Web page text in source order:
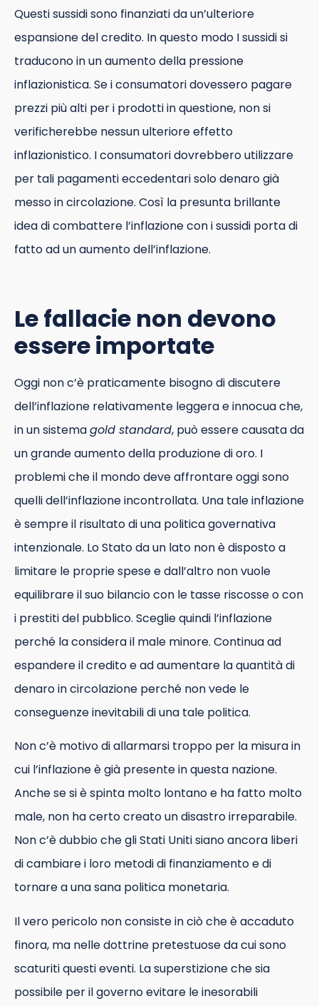
Questi sussidi sono finanziati da un’ulteriore
espansione del credito. In questo modo I sussidi si
traducono in un aumento della pressione
inflazionistica. Se i consumatori dovessero pagare
prezzi più alti per i prodotti in questione, non si
verificherebbe nessun ulteriore effetto
inflazionistico. I consumatori dovrebbero utilizzare
per tali pagamenti eccedentari solo denaro già
messo in circolazione. Così la presunta brillante
idea di combattere l’inflazione con i sussidi porta di
fatto ad un aumento dell’inflazione.
Le fallacie non devono
essere importate
Oggi non c’è praticamente bisogno di discutere
dell’inflazione relativamente leggera e innocua che,
in un sistemagold standard, può essere causata da
un grande aumento della produzione di oro. I
problemi che il mondo deve affrontare oggi sono
quelli dell’inflazione incontrollata. Una tale inflazione
è sempre il risultato di una politica governativa
intenzionale. Lo Stato da un lato non è disposto a
limitare le proprie spese e dall’altro non vuole
equilibrare il suo bilancio con le tasse riscosse o con
i prestiti del pubblico. Sceglie quindi l’inflazione
perché la considera il male minore. Continua ad
espandere il credito e ad aumentare la quantità di
denaro in circolazione perché non vede le
conseguenze inevitabili di una tale politica.
Non c’è motivo di allarmarsi troppo per la misura in
cui l’inflazione è già presente in questa nazione.
Anche se si è spinta molto lontano e ha fatto molto
male, non ha certo creato un disastro irreparabile.
Non c’è dubbio che gli Stati Uniti siano ancora liberi
di cambiare i loro metodi di finanziamento e di
tornare a una sana politica monetaria.
Il vero pericolo non consiste in ciò che è accaduto
finora, ma nelle dottrine pretestuose da cui sono
scaturiti questi eventi. La superstizione che sia
possibile per il governo evitare le inesorabili